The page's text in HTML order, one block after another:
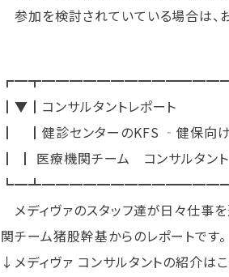
参加を検討されていている場合は、
┃▼┃コンサルタントレポート
┃ ┃健診センターのKFS ‐健保向
┃ ┃ 医療機関チーム コンサルタン
メディヴァのスタッフ達が日々仕事
関チーム猪股幹基からのレポートです。
↓メディヴァ コンサルタントの紹介は